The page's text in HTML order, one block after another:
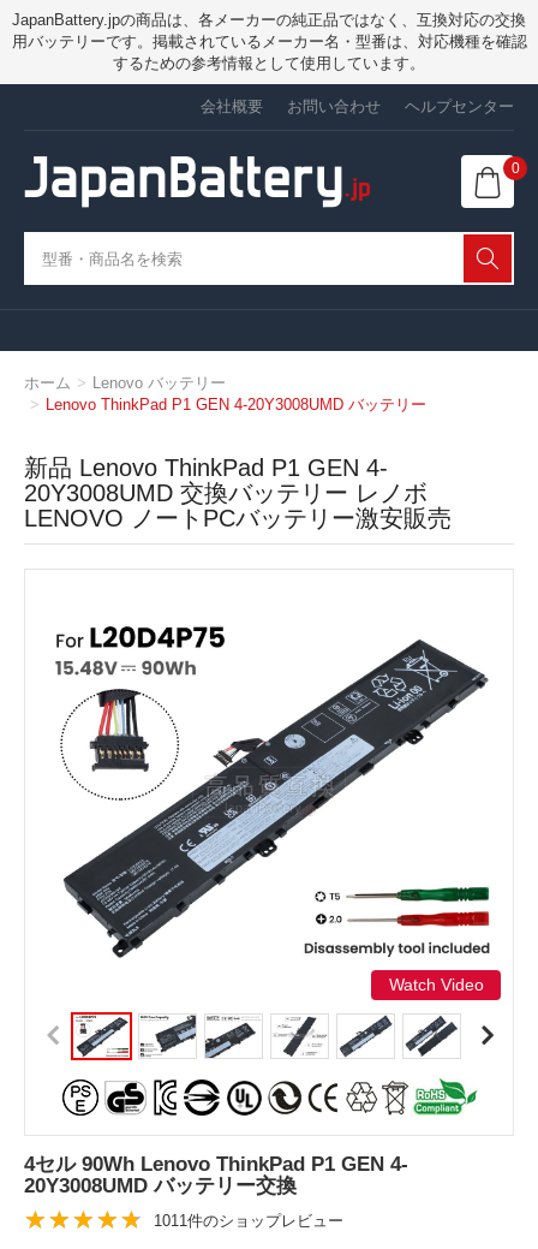
JapanBattery.jpの商品は、各メーカーの純正品ではなく、互換対応の交換
用バッテリーです。掲載されているメーカー名・型番は、対応機種を確認
するための参考情報として使用しています。
会社概要 お問い合わせ ヘルプセンター
0
ホーム
Lenovo バッテリー
Lenovo ThinkPad P1 GEN 4-20Y3008UMD バッテリー
新品 Lenovo ThinkPad P1 GEN 4-
20Y3008UMD 交換バッテリー レノボ
LENOVO ノートPCバッテリー激安販売
Watch Video
4セル 90Wh Lenovo ThinkPad P1 GEN 4-
20Y3008UMD バッテリー交換
1011件のショップレビュー